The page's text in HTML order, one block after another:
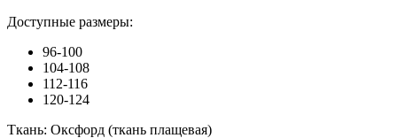
Доступные размеры:
96-100
104-108
112-116
120-124
Ткань: Оксфорд (ткань плащевая)